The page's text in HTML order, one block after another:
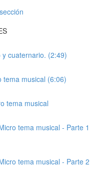
cuaternario. (2:49)
tema musical (6:06)
tema musical
tema musical - Parte 1
tema musical - Parte 2